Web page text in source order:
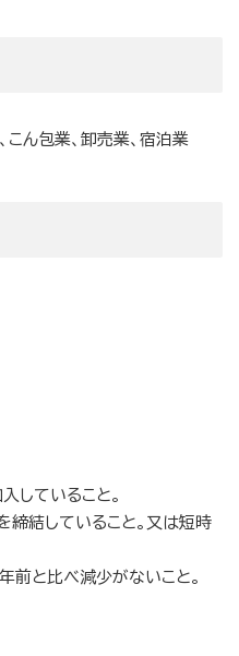
こん包業、卸売業、宿泊業
していること。
結していること。又は短時
前と比べ減少がないこと。